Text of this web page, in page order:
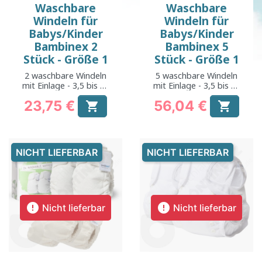
Waschbare
Windeln für
Babys/Kinder
Bambinex 2
Stück - Größe 1
2 waschbare Windeln
mit Einlage - 3,5 bis 10
Preis
23,75 € 
Waschbare
Windeln für
Babys/Kinder
Bambinex 5
Stück - Größe 1
5 waschbare Windeln
mit Einlage - 3,5 bis 10
Preis
56,04 € 
 Nicht lieferbar
NICHT LIEFERBAR
 Nicht lieferbar
NICHT LIEFERBAR